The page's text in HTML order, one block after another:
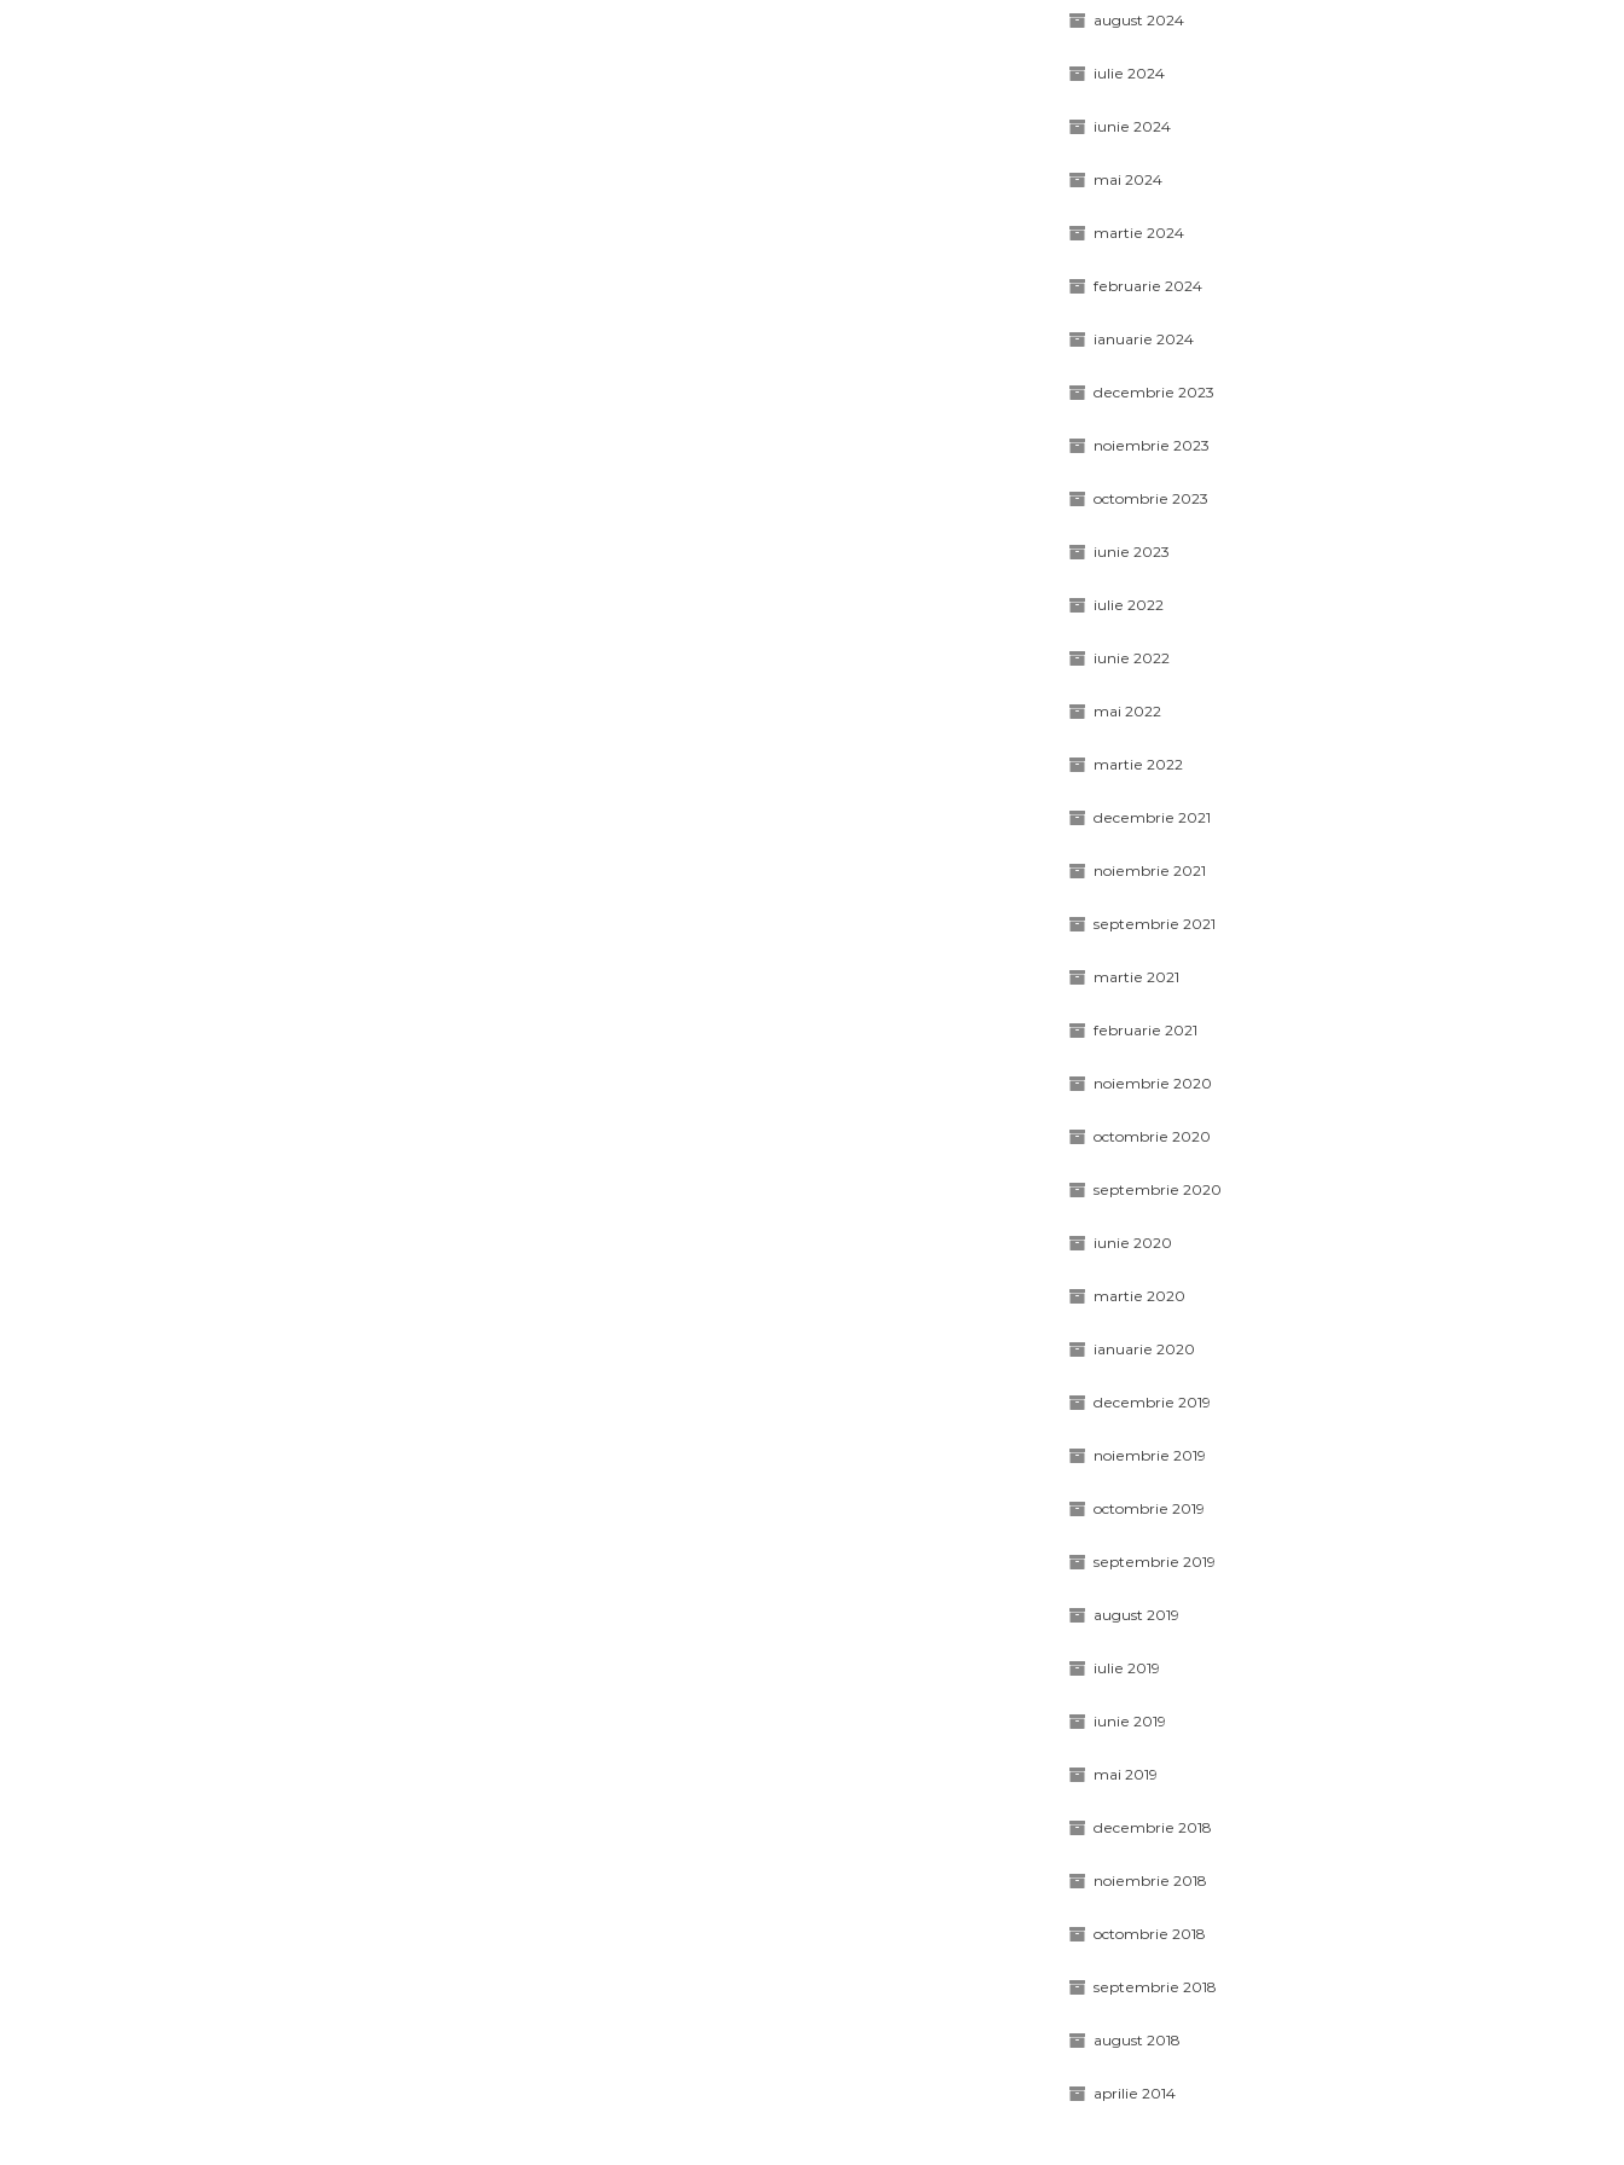
august 2024
iulie 2024
iunie 2024
mai 2024
martie 2024
februarie 2024
ianuarie 2024
decembrie 2023
noiembrie 2023
octombrie 2023
iunie 2023
iulie 2022
iunie 2022
mai 2022
martie 2022
decembrie 2021
noiembrie 2021
septembrie 2021
martie 2021
februarie 2021
noiembrie 2020
octombrie 2020
septembrie 2020
iunie 2020
martie 2020
ianuarie 2020
decembrie 2019
noiembrie 2019
octombrie 2019
septembrie 2019
august 2019
iulie 2019
iunie 2019
mai 2019
decembrie 2018
noiembrie 2018
octombrie 2018
septembrie 2018
august 2018
aprilie 2014